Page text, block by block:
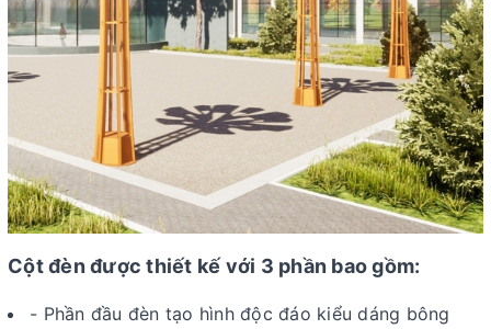
Cột đèn được thiết kế với 3 phần bao gồm:
- Phần đầu đèn tạo hình độc đáo kiểu dáng bông